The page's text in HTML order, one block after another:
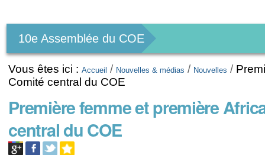
personnels
10e Assemblée du COE
Vous êtes ici : Accueil / Nouvelles & médias / Nouvelles /
Comité central du COE
Première femme et première
central du COE